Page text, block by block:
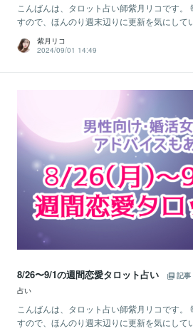
こんばんは、タロット占い師紫月リコです。
すので、ほんのり週末辺りに更新を気にして
紫月リコ
2024/09/01 14:49
8/26〜9/1の週間恋愛タロット占い
記事
占い
こんばんは、タロット占い師紫月リコです。
すので、ほんのり週末辺りに更新を気にして